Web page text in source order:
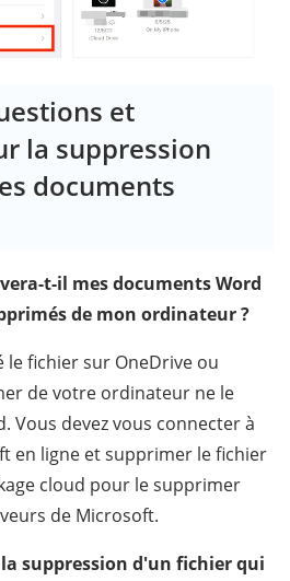
et
la suppression
documents
t-il mes documents Word
de mon ordinateur ?
le fichier sur OneDrive ou
de votre ordinateur ne le
Vous devez vous connecter à
en ligne et supprimer le fichier
cloud pour le supprimer
de Microsoft.
suppression d'un fichier qui